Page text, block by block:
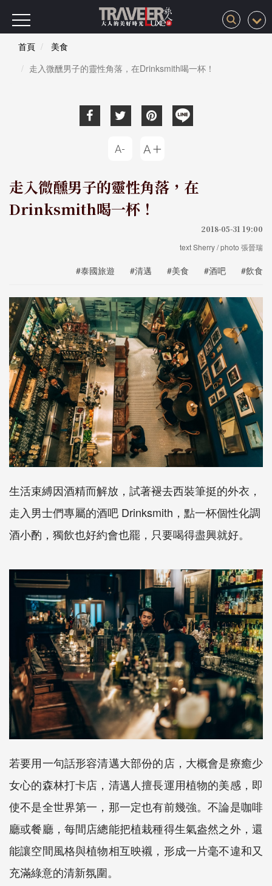
首頁
美食
走入微醺男子的靈性角落，在Drinksmith喝一杯！
走入微醺男子的靈性角落，在
Drinksmith喝一杯！
2018-05-31 19:00
text Sherry / photo 張晉瑞
#泰國旅遊 #清邁 #美食 #酒吧 #飲食
生活束縛因酒精而解放，試著褪去西裝筆挺的外衣，
走入男士們專屬的酒吧 Drinksmith ，點一杯個性化調
酒小酌，獨飲也好約會也罷，只要喝得盡興就好。
若要用一句話形容清邁大部份的店，大概會是療癒少
女心的森林打卡店，清邁人擅長運用植物的美感，即
使不是全世界第一，那一定也有前幾強。不論是咖啡
廳或餐廳，每間店總能把植栽種得生氣盎然之外，還
能讓空間風格與植物相互映襯，形成一片毫不違和又
充滿綠意的清新氛圍。